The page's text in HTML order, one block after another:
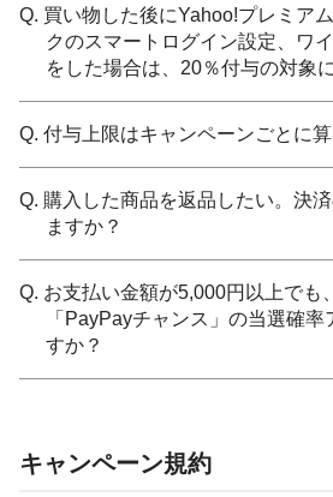
Q. 買い物した後にYahoo!プレミア
クのスマートログイン設定、ワ
をした場合は、20％付与の対象
Q. 付与上限はキャンペーンごとに
Q. 購入した商品を返品したい。決
ますか？
Q. お支払い金額が5,000円以上でも
「PayPayチャンス」の当選確
すか？
キャンペーン規約